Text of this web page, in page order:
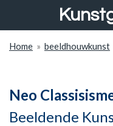
de
Home » beeldhouwkunst
Neo
Beeldende